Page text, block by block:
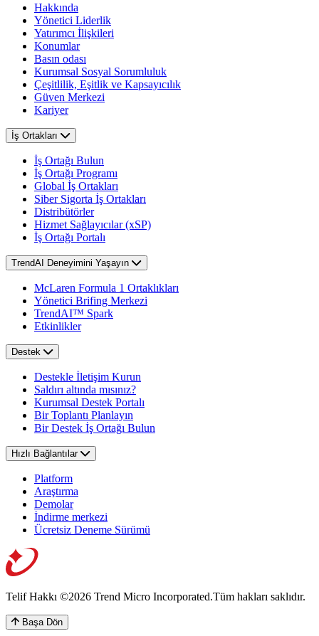
Hakkında
Yönetici Liderlik
Yatırımcı İlişkileri
Konumlar
Basın odası
Kurumsal Sosyal Sorumluluk
Çeşitlilik, Eşitlik ve Kapsayıcılık
Güven Merkezi
Kariyer
İş Ortakları
İş Ortağı Bulun
İş Ortağı Programı
Global İş Ortakları
Siber Sigorta İş Ortakları
Distribütörler
Hizmet Sağlayıcılar (xSP)
İş Ortağı Portalı
TrendAI Deneyimini Yaşayın
McLaren Formula 1 Ortaklıkları
Yönetici Brifing Merkezi
TrendAI™ Spark
Etkinlikler
Destek
Destekle İletişim Kurun
Saldırı altında mısınız?
Kurumsal Destek Portalı
Bir Toplantı Planlayın
Bir Destek İş Ortağı Bulun
Hızlı Bağlantılar
Platform
Araştırma
Demolar
İndirme merkezi
Ücretsiz Deneme Sürümü
Telif Hakkı ©2026 Trend Micro Incorporated.Tüm hakları saklıdır.
Başa Dön